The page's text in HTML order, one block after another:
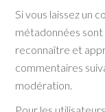
Si vous laissez un
métadonnées
reconnaître et
commentaires
modération.